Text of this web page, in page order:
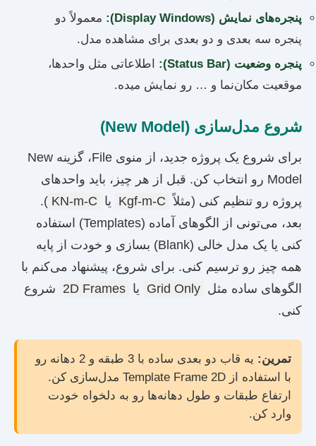
پنجره‌های نمایش (Display Windows):
معمولاً دو
پنجره سه بعدی و دو بعدی برای مشاهده مدل.
پنجره وضعیت (Status Bar):
اطلاعاتی مثل واحدها،
موقعیت مکان‌نما و … رو نمایش میده.
شروع مدل‌سازی (New Model)
برای شروع یک پروژه جدید، از منوی File، گزینه New
Model رو انتخاب کن. قبل از هر چیز، باید واحدهای
پروژه رو تنظیم کنی (مثلاً Kgf-m-C یا KN-m-C
).
بعد، می‌تونی از الگوهای آماده (Templates) استفاده
کنی یا یک مدل خالی (Blank) بسازی و خودت از پایه
همه چیز رو ترسیم کنی. برای شروع، پیشنهاد می‌کنم با
الگوهای ساده مثل Grid Only یا 2D Frames شروع
کنی.
تمرین:
یه قاب دو بعدی ساده با 3 طبقه و 2 دهانه رو
با استفاده از Template Frame 2D مدل‌سازی کن.
ارتفاع طبقات و طول دهانه‌ها رو به دلخواه خودت
وارد کن.